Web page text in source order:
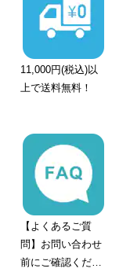
11,000円(税込)以
上で送料無料！
【よくあるご質
問】お問い合わせ
前にご確認くださ